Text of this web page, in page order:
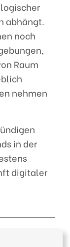
abhängt.
noch
Raum
nehmen
in der
digitaler